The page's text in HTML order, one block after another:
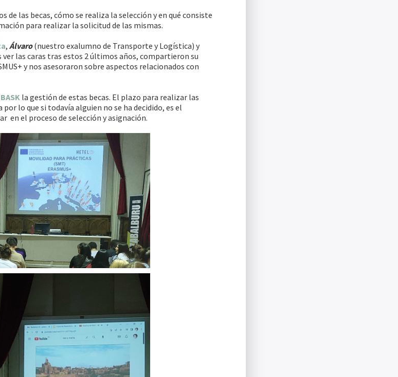
de las becas, cómo se realiza la selección y en qué consiste
para realizar la solicitud de las mismas.
, Álvaro(nuestro exalumno de Transporte y Logística) y
ver las caras tras estos 2 últimos años, compartieron su
y nos asesoraron sobre aspectos relacionados con
la gestión de estas becas. El plazo para realizar las
lo que si todavía alguien no se ha decidido, es el
en el proceso de selección y asignación.